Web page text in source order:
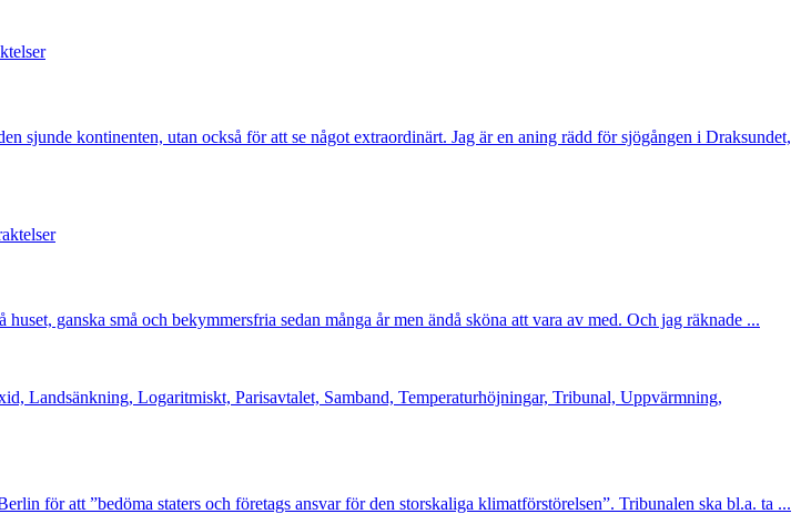
sjunde kontinenten, utan också för att se något extraordinärt. Jag är en aning rädd för sjögången i Draksundet,
ganska små och bekymmersfria sedan många år men ändå sköna att vara av med. Och jag räknade ...
Logaritmiskt, Parisavtalet, Samband, Temperaturhöjningar, Tribunal, Uppvärmning,
för att ”bedöma staters och företags ansvar för den storskaliga klimatförstörelsen”. Tribunalen ska bl.a. ta ...